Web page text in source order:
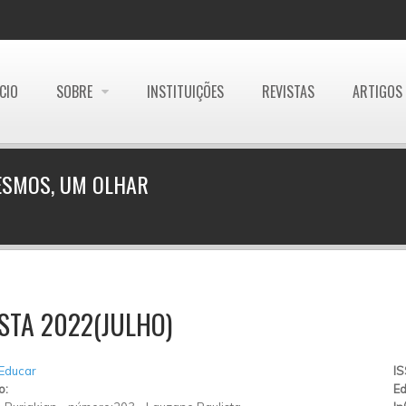
SOBRE INSTITUIÇÕES REVISTAS ARTIGOS
UM OLHAR
2022(JULHO)